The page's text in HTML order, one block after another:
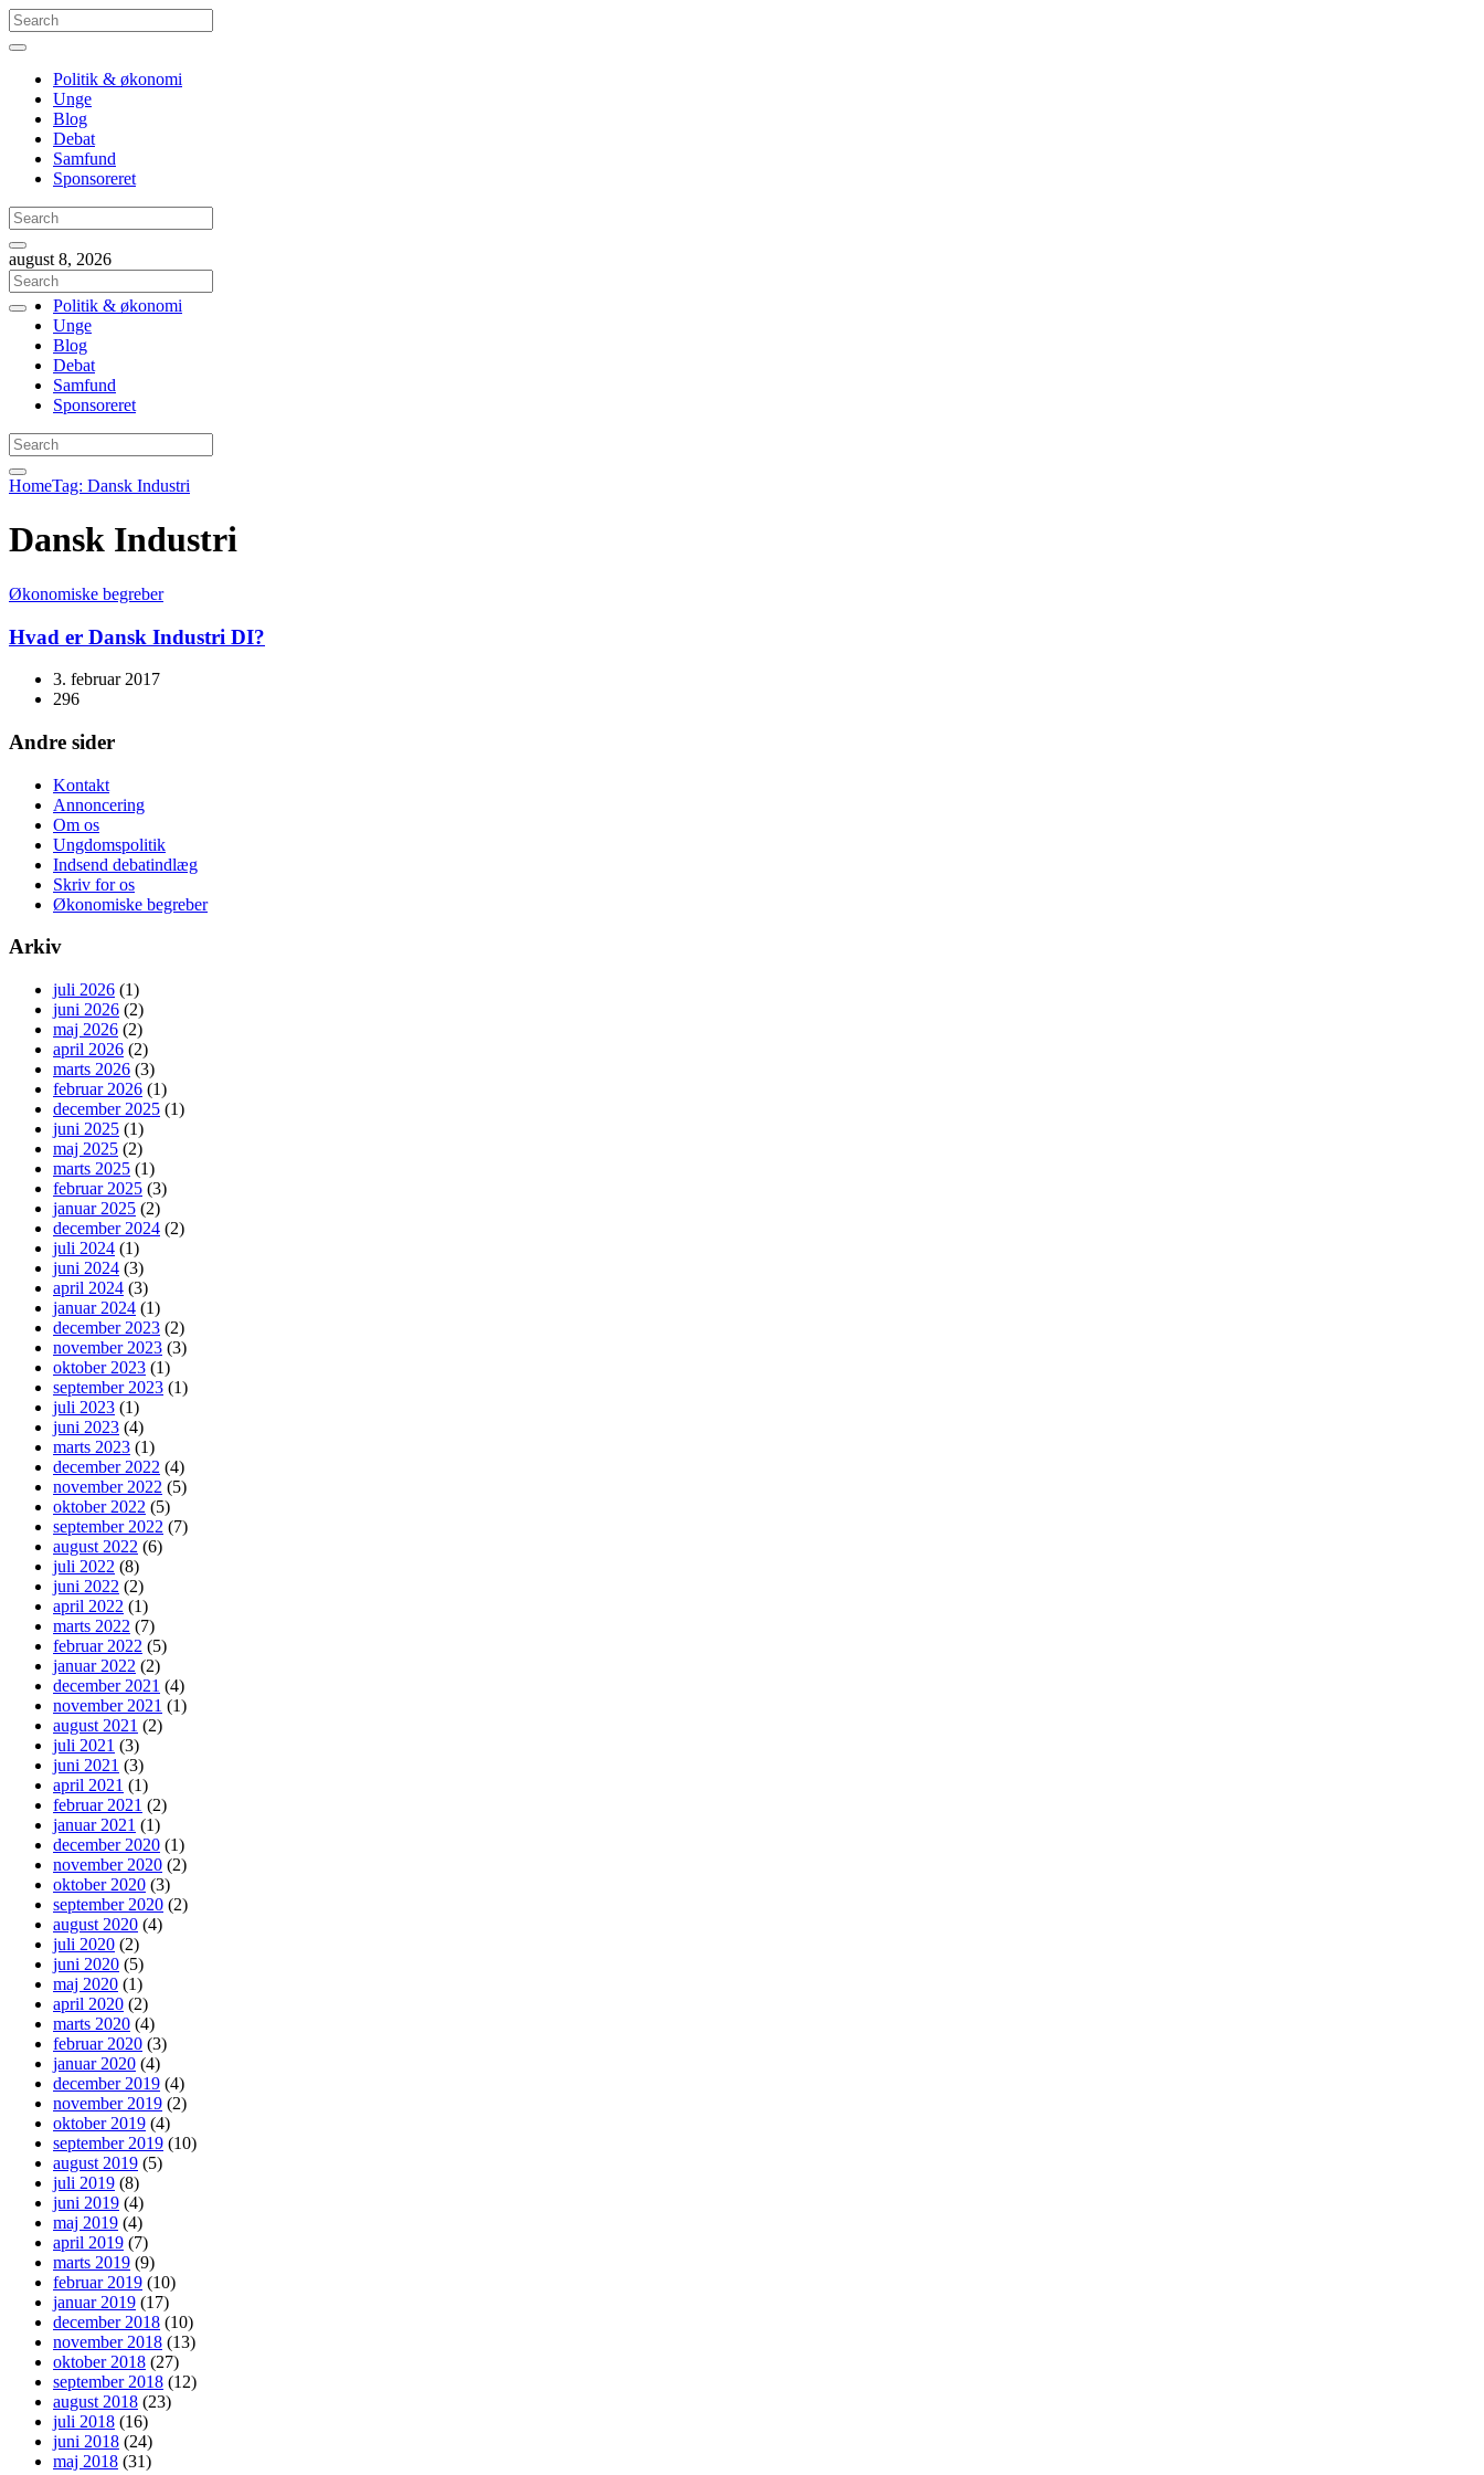
Politik & økonomi
Unge
Blog
Debat
Samfund
Sponsoreret
august 8, 2026
Politik & økonomi
Unge
Blog
Debat
Samfund
Sponsoreret
HomeTag: Dansk Industri
Dansk Industri
Økonomiske begreber
Hvad er Dansk Industri DI?
3. februar 2017
296
Andre sider
Kontakt
Annoncering
Om os
Ungdomspolitik
Indsend debatindlæg
Skriv for os
Økonomiske begreber
Arkiv
juli 2026 (1)
juni 2026 (2)
maj 2026 (2)
april 2026 (2)
marts 2026 (3)
februar 2026 (1)
december 2025 (1)
juni 2025 (1)
maj 2025 (2)
marts 2025 (1)
februar 2025 (3)
januar 2025 (2)
december 2024 (2)
juli 2024 (1)
juni 2024 (3)
april 2024 (3)
januar 2024 (1)
december 2023 (2)
november 2023 (3)
oktober 2023 (1)
september 2023 (1)
juli 2023 (1)
juni 2023 (4)
marts 2023 (1)
december 2022 (4)
november 2022 (5)
oktober 2022 (5)
september 2022 (7)
august 2022 (6)
juli 2022 (8)
juni 2022 (2)
april 2022 (1)
marts 2022 (7)
februar 2022 (5)
januar 2022 (2)
december 2021 (4)
november 2021 (1)
august 2021 (2)
juli 2021 (3)
juni 2021 (3)
april 2021 (1)
februar 2021 (2)
januar 2021 (1)
december 2020 (1)
november 2020 (2)
oktober 2020 (3)
september 2020 (2)
august 2020 (4)
juli 2020 (2)
juni 2020 (5)
maj 2020 (1)
april 2020 (2)
marts 2020 (4)
februar 2020 (3)
januar 2020 (4)
december 2019 (4)
november 2019 (2)
oktober 2019 (4)
september 2019 (10)
august 2019 (5)
juli 2019 (8)
juni 2019 (4)
maj 2019 (4)
april 2019 (7)
marts 2019 (9)
februar 2019 (10)
januar 2019 (17)
december 2018 (10)
november 2018 (13)
oktober 2018 (27)
september 2018 (12)
august 2018 (23)
juli 2018 (16)
juni 2018 (24)
maj 2018 (31)